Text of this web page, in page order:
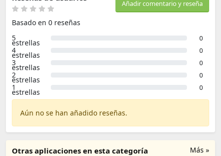
Añadir comentario y reseña
Basado en 0 reseñas
5
estrellas 0
4
estrellas 0
3
estrellas 0
2
estrellas 0
1
estrellas 0
Aún no se han añadido reseñas.
Más »
Otras aplicaciones en esta categoría